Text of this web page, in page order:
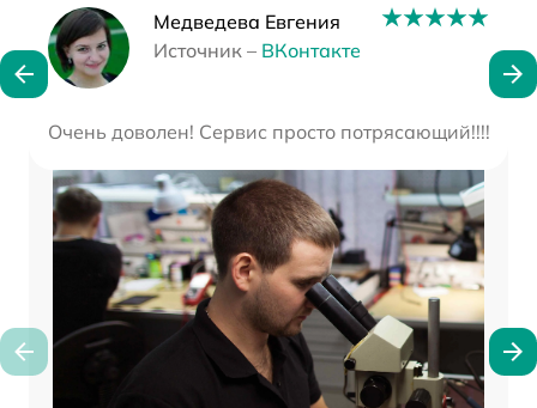
Медведева Евгения
Источник – ВКонтакте
Очень доволен! Сервис просто потрясающий!!!!
Наши мастера